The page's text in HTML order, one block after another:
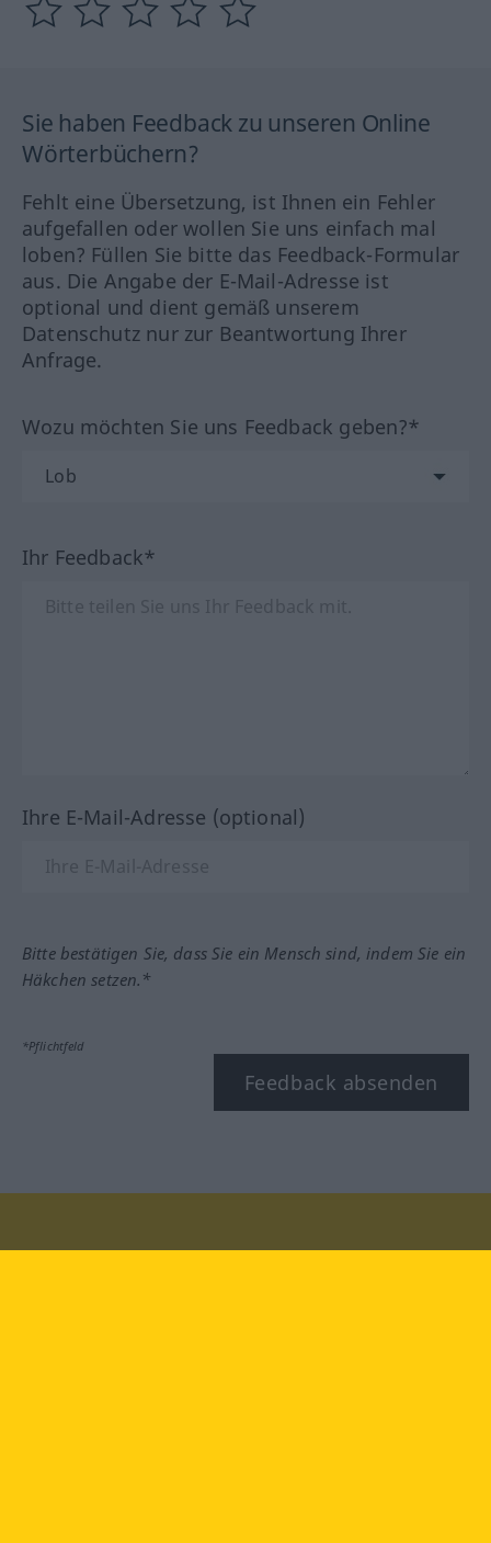
Sie haben Feedback zu unseren Online
Wörterbüchern?
Fehlt eine Übersetzung, ist Ihnen ein Fehler
aufgefallen oder wollen Sie uns einfach mal
loben? Füllen Sie bitte das Feedback-Formular
aus. Die Angabe der E-Mail-Adresse ist
optional und dient gemäß unserem
Datenschutz nur zur Beantwortung Ihrer
Anfrage.
Wozu möchten Sie uns Feedback geben?*
Ihr Feedback*
Ihre E-Mail-Adresse (optional)
Bitte bestätigen Sie, dass Sie ein Mensch sind, indem Sie ein
Häkchen setzen.*
*Pflichtfeld
Feedback absenden